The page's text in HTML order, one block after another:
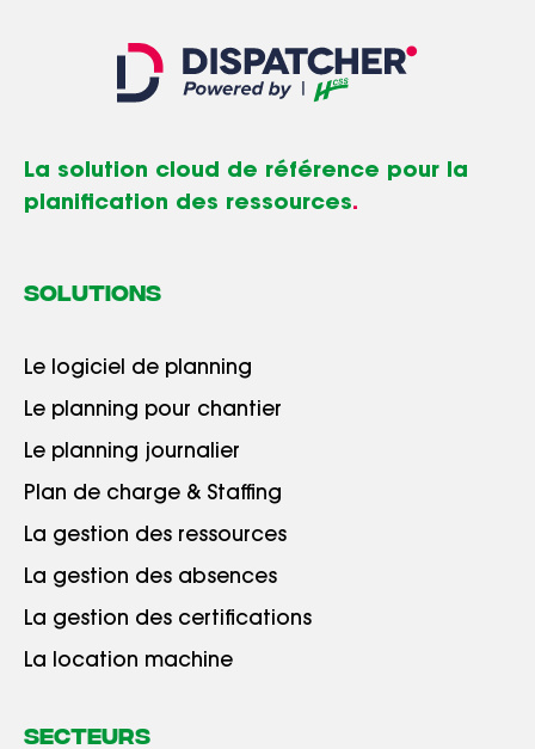
La solution cloud de référence pour la
planification des ressources.
SOLUTIONS
Le logiciel de planning
Le planning pour chantier
Le planning journalier
Plan de charge & Staffing
La gestion des ressources
La gestion des absences
La gestion des certifications
La location machine
Secteurs